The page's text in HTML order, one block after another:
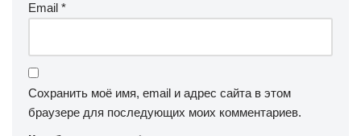
Email *
Сохранить моё имя, email и адрес сайта в этом
браузере для последующих моих комментариев.